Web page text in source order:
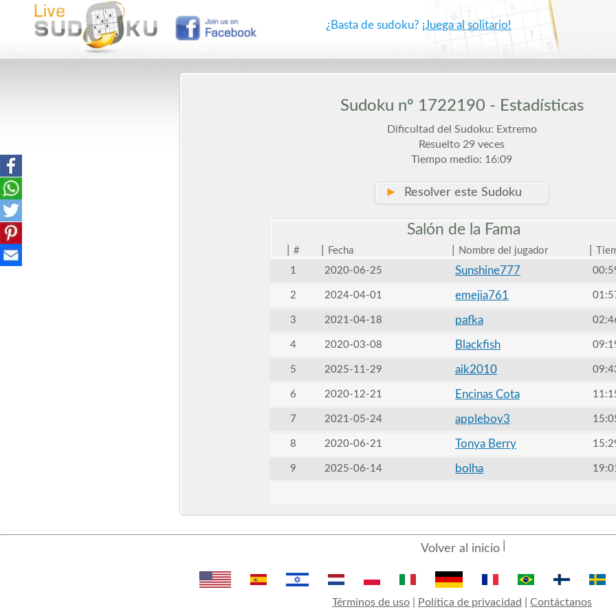
¿Basta de sudoku? ¡Juega al solitario!
Sudoku nº 1722190 - Estadísticas
Dificultad del Sudoku: Extremo
Resuelto 29 veces
Tiempo medio: 16:09
► Resolver este Sudoku
Salón de la Fama
# Fecha Nombre del jugador
1
2020-06-25 Sunshine777
2 2024-04-01 emejia761
3 2021-04-18 pafka
4 2020-03-08 Blackfish
5 2025-11-29 aik2010
6 2020-12-21 Encinas Cota
7 2021-05-24 appleboy3
8 2020-06-21 Tonya Berry
9 2025-06-14 bolha
Volver al inicio
Términos de uso| Política de privacidad Contáctanos